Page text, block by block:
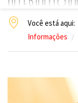
Você está aqui:
Informações